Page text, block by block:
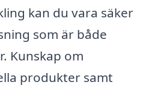
kan du vara säker
som är både
Kunskap om
produkter samt